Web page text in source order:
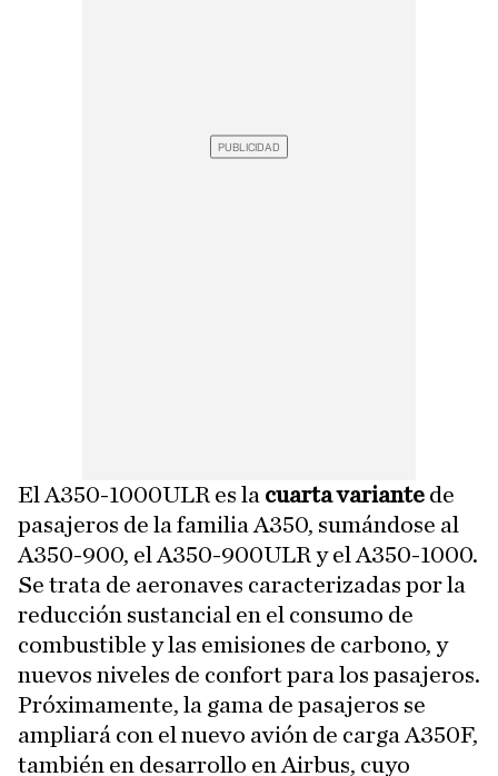
El A350-1000ULR es la cuarta variante de
pasajeros de la familia A350, sumándose al
A350-900, el A350-900ULR y el A350-1000.
Se trata de aeronaves caracterizadas por la
reducción sustancial en el consumo de
combustible y las emisiones de carbono, y
nuevos niveles de confort para los pasajeros.
Próximamente, la gama de pasajeros se
ampliará con el nuevo avión de carga A350F,
también en desarrollo en Airbus, cuyo